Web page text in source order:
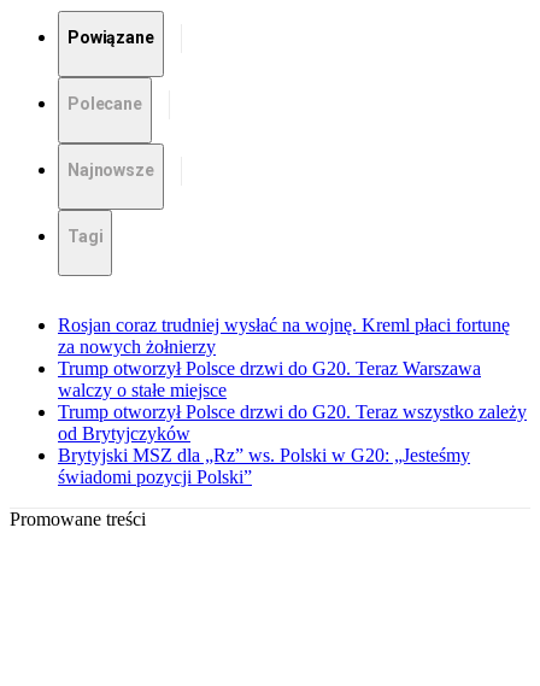
Powiązane
Polecane
Najnowsze
Tagi
Rosjan coraz trudniej wysłać na wojnę. Kreml płaci fortunę
za nowych żołnierzy
Trump otworzył Polsce drzwi do G20. Teraz Warszawa
walczy o stałe miejsce
Trump otworzył Polsce drzwi do G20. Teraz wszystko zależy
od Brytyjczyków
Brytyjski MSZ dla „Rz” ws. Polski w G20: „Jesteśmy
świadomi pozycji Polski”
Promowane treści